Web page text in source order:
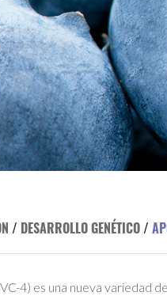
/ DESARROLLO GENÉTICO/
4) es una nueva variedad